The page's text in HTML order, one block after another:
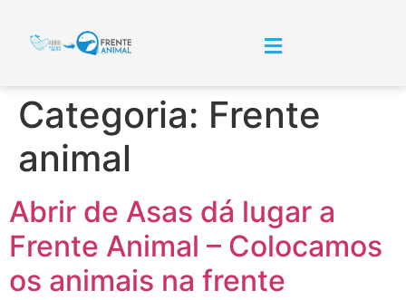
Categoria: Frente
animal
Abrir de Asas dá lugar a
Frente Animal – Colocamos
os animais na frente